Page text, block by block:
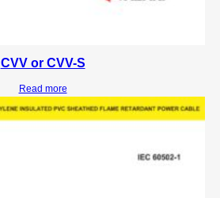
CVV or CVV-S
Read more